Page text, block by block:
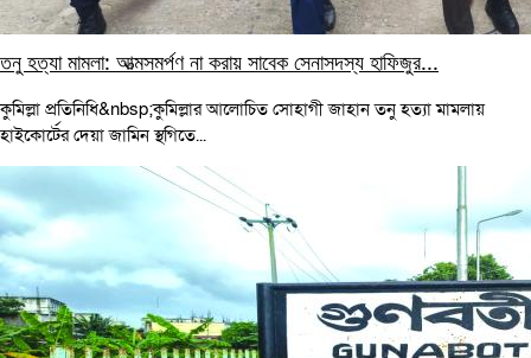
তনু হত্যা মামলা: আত্মসমর্পণ না করায় সাবেক সেনাসদস্য হাফিজুর...
কুমিল্লা প্রতিনিধি&nbsp;কুমিল্লার আলোচিত সোহাগী জাহান তনু হত্যা মামলায়
হাইকোর্টের দেয়া জামিন স্থগিতে...